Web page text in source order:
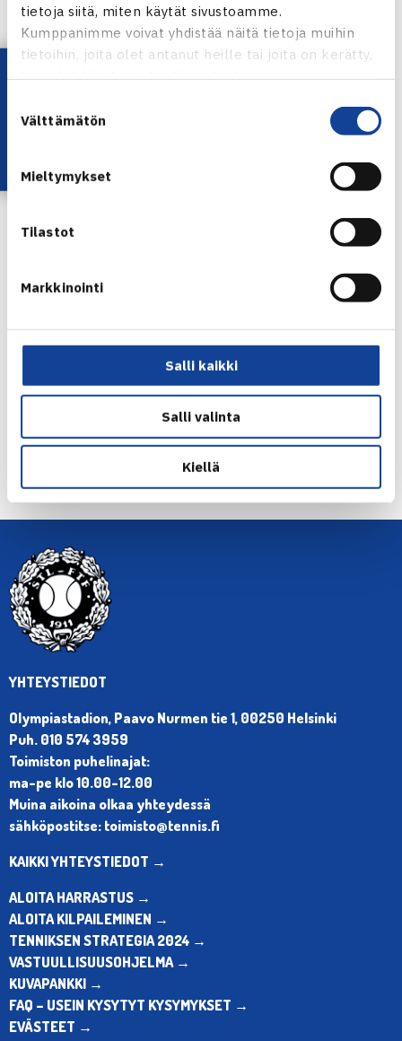
tietoja siitä, miten käytät sivustoamme.
Kumppanimme voivat yhdistää näitä tietoja muihin
tietoihin, joita olet antanut heille tai joita on kerätty,
kun olet käyttänyt heidän palvelujaan.
valinta
Välttämätön
Mieltymykset
Tilastot
Markkinointi
Salli kaikki
Salli valinta
Kiellä
tiedetään sunnuntain kaksinpelaajat – nelinpelaajat
ilmoitetaan kaksinpelien jälkeen.
TENNISLIIGAN KOTISIVUT
← Edellinen
Seuraava uutinen: TEHO Sport Tennisliiga:… →
Lataa OmaTennis!
YHTEYSTIEDOT
Olympiastadion, Paavo Nurmen tie 1, 00250 Helsinki
Puh. 010 574 3959
Toimiston puhelinajat:
ma-pe klo 10.00-12.00
Muina aikoina olkaa yhteydessä
sähköpostitse: toimisto@tennis.fi
KAIKKI YHTEYSTIEDOT →
ALOITA HARRASTUS →
ALOITA KILPAILEMINEN →
TENNIKSEN STRATEGIA 2024 →
VASTUULLISUUSOHJELMA →
KUVAPANKKI →
FAQ – USEIN KYSYTYT KYSYMYKSET →
EVÄSTEET →